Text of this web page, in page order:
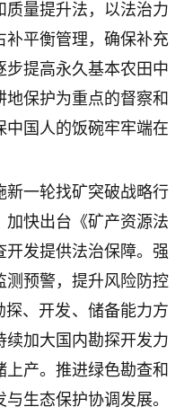
量提升法，以法治力
补平衡管理，确保补充
提高永久基本农田中
保护为重点的督察和
国人的饭碗牢牢端在
一轮找矿突破战略行
加快出台《矿产资源法
开发提供法治保障。强
测预警，提升风险防控
探、开发、储备能力方
续加大国内勘探开发力
产。推进绿色勘查和
生态保护协调发展。